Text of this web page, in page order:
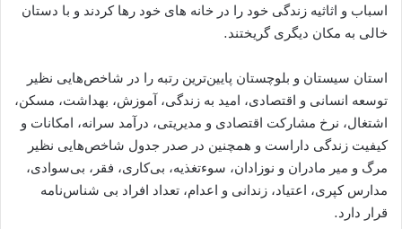
اسباب و اثاثیه زندگی خود را در خانه های خود رها کردند و با دستان
خالی به مکان دیگری گریختند.
استان سیستان و بلوچستان پایین‌ترین رتبه را در شاخص‌هایی نظیر
توسعه انسانی و اقتصادی، امید به زندگی، آموزش، بهداشت، مسکن،
اشتغال، نرخ مشارکت اقتصادی و مدیریتی، درآمد سرانه، امکانات و
کیفیت زندگی داراست و همچنین در صدر جدول شاخص‌هایی نظیر
مرگ و میر مادران و نوزادان، سوءتغذیه، بی‌کاری، فقر، بی‌سوادی،
مدارس کپری، اعتیاد، زندانی و اعدام، تعداد افراد بی شناس‌نامه
قرار دارد.